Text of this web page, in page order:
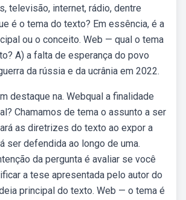
televisão, internet, rádio, dentre
é o tema do texto? Em essência, é a
ou o conceito. Web — qual o tema
A) a falta de esperança do povo
da rússia e da ucrânia em 2022.
destaque na. Webqual a finalidade
Chamamos de tema o assunto a ser
as diretrizes do texto ao expor a
ser defendida ao longo de uma.
da pergunta é avaliar se você
a tese apresentada pelo autor do
principal do texto. Web — o tema é